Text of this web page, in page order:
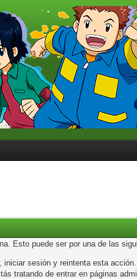
Esto puede ser por una de las
iniciar sesión y reintenta esta acción.
tratando de entrar en páginas